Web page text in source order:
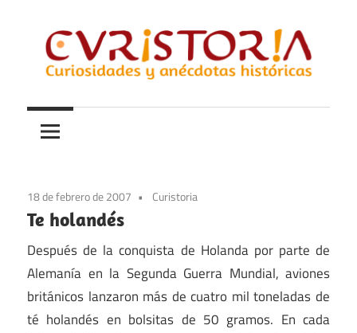
contenido
Curistoria
y
anécdotas
historia
18 de febrero de 2007 Curistoria
Te holandés
Después de la conquista de Holanda por parte de
Alemanía en la Segunda Guerra Mundial, aviones
británicos lanzaron más de cuatro mil toneladas de
té holandés en bolsitas de 50 gramos. En cada